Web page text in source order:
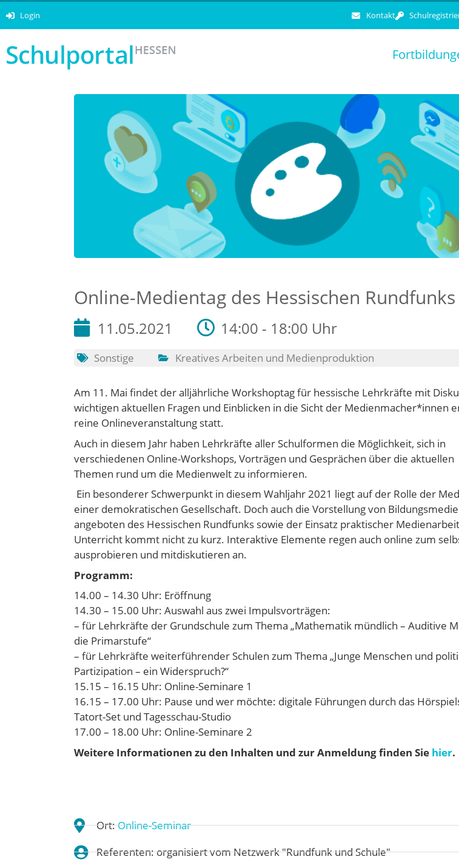
Login Kontakt
Online-Medientag des Hessischen Rundfunks
11.05.2021 14:00 - 18:00 Uhr
Sonstige Kreatives Arbeiten und Medienproduktion
Am 11. Mai findet der alljährliche Workshoptag für hessische Lehrkräfte mit
wichtigen aktuellen Fragen und Einblicken in die Sicht der Medienmacher*innen
reine Onlineveranstaltung statt.
Auch in diesem Jahr haben Lehrkräfte aller Schulformen die Möglichkeit, sich in
verschiedenen Online-Workshops, Vorträgen und Gesprächen über die aktuellen
Themen rund um die Medienwelt zu informieren.
Ein besonderer Schwerpunkt in diesem Wahljahr 2021 liegt auf der Rolle der
einer demokratischen Gesellschaft. Doch auch die Vorstellung von
angeboten des Hessischen Rundfunks sowie der Einsatz praktischer
Unterricht kommt nicht zu kurz. Interaktive Elemente regen auch online zum
ausprobieren und mitdiskutieren an.
Programm:
14.00 – 14.30 Uhr: Eröffnung
14.30 – 15.00 Uhr: Auswahl aus zwei Impulsvorträgen:
– für Lehrkräfte der Grundschule zum Thema „Mathematik mündlich – Auditive
die Primarstufe“
– für Lehrkräfte weiterführender Schulen zum Thema „Junge Menschen und
Partizipation – ein Widerspruch?“
15.15 – 16.15 Uhr: Online-Seminare 1
16.15 – 17.00 Uhr: Pause und wer möchte: digitale Führungen durch das
Tatort-Set und Tagesschau-Studio
17.00 – 18.00 Uhr: Online-Seminare 2
Weitere Informationen zu den Inhalten und zur Anmeldung finden Sie hier.
Ort:Online-Seminar
Referenten: organisiert vom Netzwerk "Rundfunk und Schule"